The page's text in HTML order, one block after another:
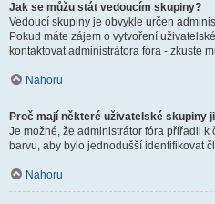
Jak se můžu stát vedoucím skupiny?
Vedoucí skupiny je obvykle určen
Pokud máte zájem o vytvoření
kontaktovat administrátora fóra - zkuste
Nahoru
Proč mají některé uživatelské skupiny
Je možné, že administrátor fóra přiřadil
barvu, aby bylo jednodušší identifikovat
Nahoru